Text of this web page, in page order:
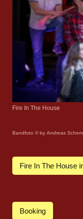
Fire In The House
Bandfoto © by Andreas
Fire In The House
Booking